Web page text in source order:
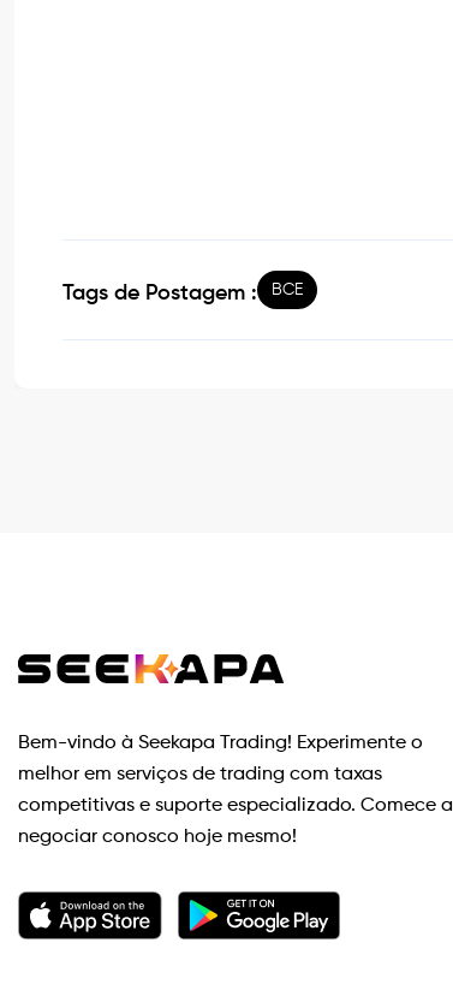
Tags de Postagem : BCE
Bem-vindo à Seekapa Trading! Experimente o
melhor em serviços de trading com taxas
competitivas e suporte especializado. Comece a
negociar conosco hoje mesmo!